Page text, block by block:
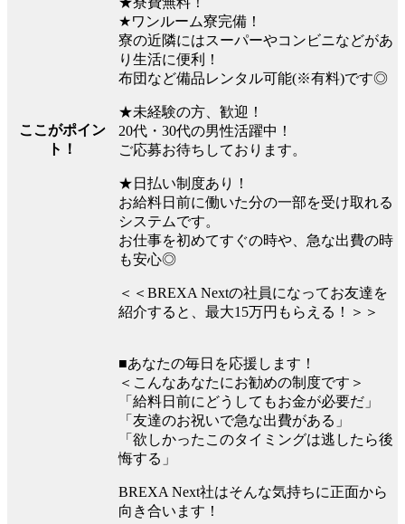
ここがポイン
ト！
★ワンルーム寮完備！
寮の近隣にはスーパーやコンビニなどがあ
り生活に便利！
布団など備品レンタル可能(※有料)です◎
★未経験の方、歓迎！
20代・30代の男性活躍中！
ご応募お待ちしております。
★日払い制度あり！
お給料日前に働いた分の一部を受け取れる
システムです。
お仕事を初めてすぐの時や、急な出費の時
も安心◎
＜＜BREXA Nextの社員になってお友達を
紹介すると、最大15万円もらえる！＞＞
■あなたの毎日を応援します！
＜こんなあなたにお勧めの制度です＞
「給料日前にどうしてもお金が必要だ」
「友達のお祝いで急な出費がある」
「欲しかったこのタイミングは逃したら後
悔する」
BREXA Next社はそんな気持ちに正面から
向き合います！